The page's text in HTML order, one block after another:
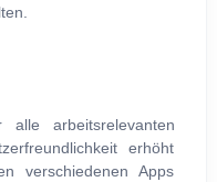
arbeitsrelevanten
erhöht
verschiedenen Apps